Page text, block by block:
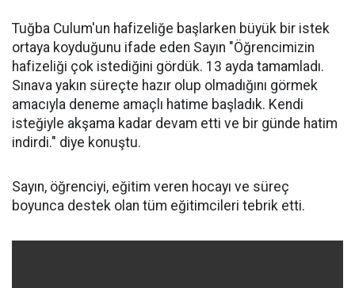
Tuğba Culum'un hafizeliğe başlarken büyük bir istek
ortaya koyduğunu ifade eden Sayın "Öğrencimizin
hafizeliği çok istediğini gördük. 13 ayda tamamladı.
Sınava yakın süreçte hazır olup olmadığını görmek
amacıyla deneme amaçlı hatime başladık. Kendi
isteğiyle akşama kadar devam etti ve bir günde hatim
indirdi." diye konuştu.
Sayın, öğrenciyi, eğitim veren hocayı ve süreç
boyunca destek olan tüm eğitimcileri tebrik etti.